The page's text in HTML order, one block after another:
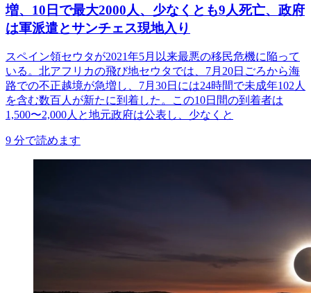
増、10日で最大2000人、少なくとも9人死亡、政府
は軍派遣とサンチェス現地入り
スペイン領セウタが2021年5月以来最悪の移民危機に陥って
いる。北アフリカの飛び地セウタでは、7月20日ごろから海
路での不正越境が急増し、7月30日には24時間で未成年102人
を含む数百人が新たに到着した。この10日間の到着者は
1,500〜2,000人と地元政府は公表し、少なくと
9 分で読めます